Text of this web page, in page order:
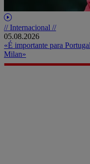
// Internacional //
05.08.2026
«É importante para
Milan»